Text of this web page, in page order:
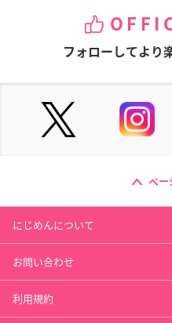
フォローしてより
ペー
にじめんについて
お問い合わせ
利用規約